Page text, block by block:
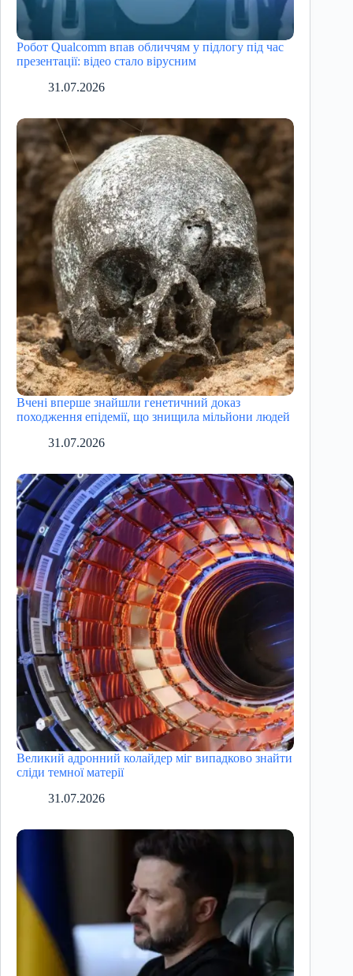
Робот Qualcomm впав обличчям у підлогу під час
презентації: відео стало вірусним
31.07.2026
Вчені вперше знайшли генетичний доказ
походження епідемії, що знищила мільйони людей
31.07.2026
Великий адронний колайдер міг випадково знайти
сліди темної матерії
31.07.2026